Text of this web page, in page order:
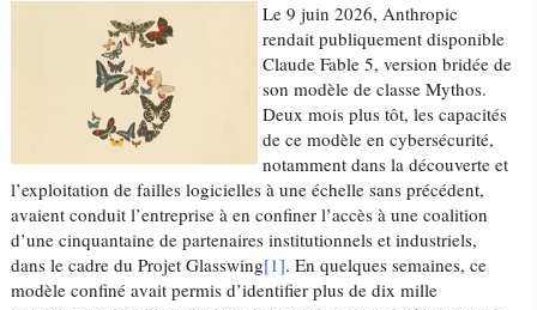
Le 9 juin 2026, Anthropic
rendait publiquement disponible
Claude Fable 5, version bridée de
son modèle de classe Mythos.
Deux mois plus tôt, les capacités
de ce modèle en cybersécurité,
notamment dans la découverte et
l’exploitation de failles logicielles à une échelle sans précédent,
avaient conduit l’entreprise à en confiner l’accès à une coalition
d’une cinquantaine de partenaires institutionnels et industriels,
dans le cadre du Projet Glasswing[1]. En quelques semaines, ce
modèle confiné avait permis d’identifier plus de dix mille